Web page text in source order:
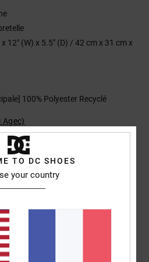
x 12" (W) x 5.5" (D) / 42 cm x 31 cm x
100% Polyester Recyclé
moyenne
TO DC SHOES
your country